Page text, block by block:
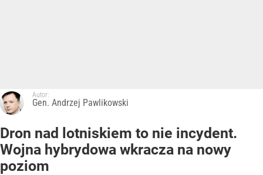
Autor:
Gen. Andrzej Pawlikowski
Dron nad lotniskiem to nie incydent.
Wojna hybrydowa wkracza na nowy
poziom